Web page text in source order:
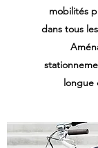
mobilités
dans tous
longue